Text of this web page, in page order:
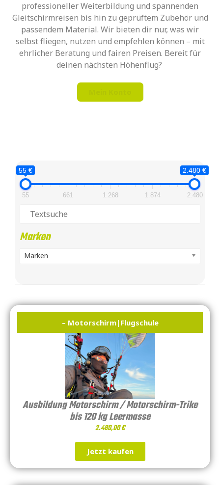
professioneller Weiterbildung und spannenden
Gleitschirmreisen bis hin zu geprüftem Zubehör und
passendem Material. Wir bieten dir nur, was wir
selbst fliegen, nutzen und empfehlen können – mit
ehrlicher Beratung und fairen Preisen. Bereit für
deinen nächsten Höhenflug?
55 € 2.480 €
55 661 1.268 1.874 2.480
Marken
Marken
– Motorschirm| Flugschule
Ausbildung Motorschirm / Motorschirm-Trike
bis 120 kg Leermasse
2.480,00€
Jetzt kaufen